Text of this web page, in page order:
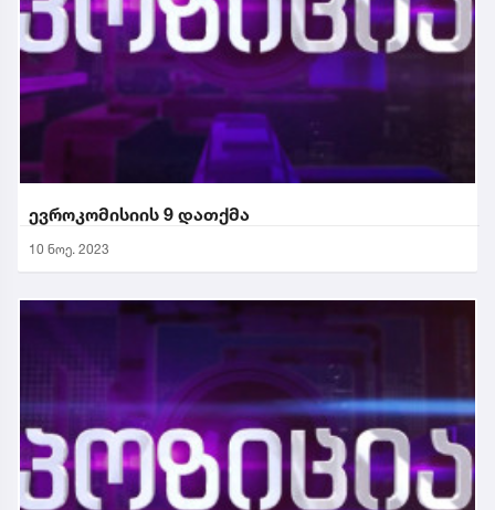
ევროკომისიის 9 დათქმა
10 ნოე. 2023